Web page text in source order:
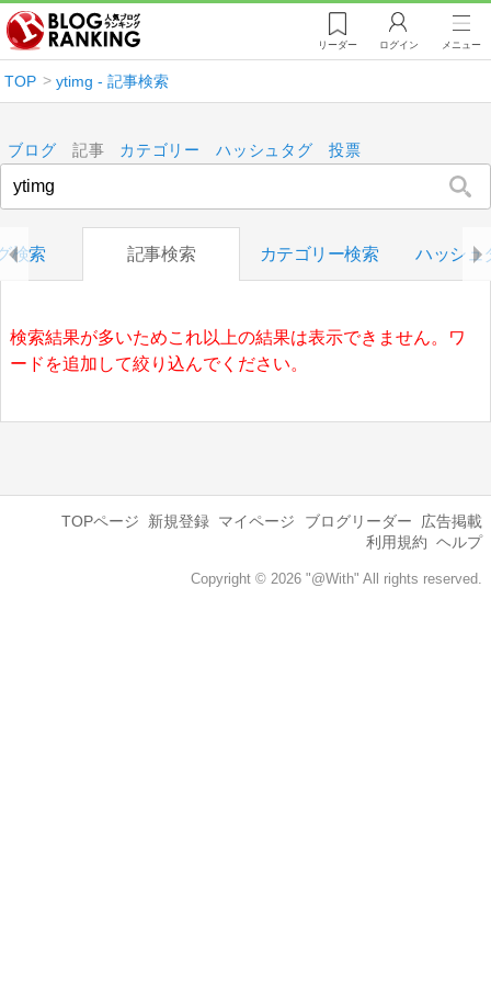
リーダー ログイン メニュー
TOP ytimg - 記事検索
ブログ 記事 カテゴリー ハッシュタグ 投票
検索 記事検索 カテゴリー検索 ハッシュ
検索結果が多いためこれ以上の結果は表示できません。ワ
ードを追加して絞り込んでください。
TOPページ 新規登録 マイページ ブログリーダー
広告掲載
利用規約 ヘルプ
Copyright © 2026 "@With" All rights reserved.